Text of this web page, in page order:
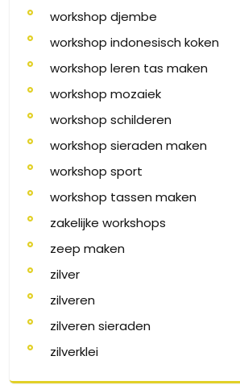
workshop djembe
workshop indonesisch koken
workshop leren tas maken
workshop mozaiek
workshop schilderen
workshop sieraden maken
workshop sport
workshop tassen maken
zakelijke workshops
zeep maken
zilver
zilveren
zilveren sieraden
zilverklei